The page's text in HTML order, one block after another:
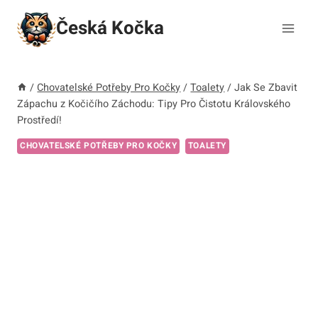
Přeskočit
obsah
Česká Kočka
/ Chovatelské Potřeby Pro Kočky / Toalety / Jak Se Zbavit
Zápachu z Kočičího Záchodu: Tipy Pro Čistotu Královského
Prostředí!
CHOVATELSKÉ POTŘEBY PRO KOČKY TOALETY